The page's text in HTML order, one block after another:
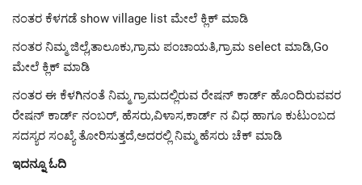
ನಂತರ ಕೆಳಗಡೆ show village list ಮೇಲೆ ಕ್ಲಿಕ್ ಮಾಡಿ
ನಂತರ ನಿಮ್ಮ ಜಿಲ್ಲೆ,ತಾಲೂಕು,ಗ್ರಾಮ ಪಂಚಾಯತಿ,ಗ್ರಾಮ select ಮಾಡಿ,Go
ಮೇಲೆ ಕ್ಲಿಕ್ ಮಾಡಿ
ನಂತರ ಈ ಕೆಳಗಿನಂತೆ ನಿಮ್ಮ ಗ್ರಾಮದಲ್ಲಿರುವ ರೇಷನ್ ಕಾರ್ಡ್ ಹೊಂದಿರುವವರ
ರೇಷನ್ ಕಾರ್ಡ್ ನಂಬರ್, ಹೆಸರು,ವಿಳಾಸ,ಕಾರ್ಡ್ ನ ವಿಧ ಹಾಗೂ ಕುಟುಂಬದ
ಸದಸ್ಯರ ಸಂಖ್ಯೆ ತೋರಿಸುತ್ತದೆ,ಅದರಲ್ಲಿ ನಿಮ್ಮ ಹೆಸರು ಚೆಕ್ ಮಾಡಿ
ಇದನ್ನೂ ಓದಿ